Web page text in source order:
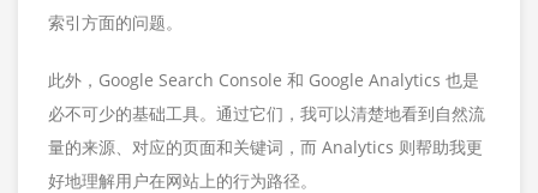
索引方面的问题。
此外，Google Search Console 和 Google Analytics 也是
必不可少的基础工具。通过它们，我可以清楚地看到自然流
量的来源、对应的页面和关键词，而 Analytics 则帮助我更
好地理解用户在网站上的行为路径。